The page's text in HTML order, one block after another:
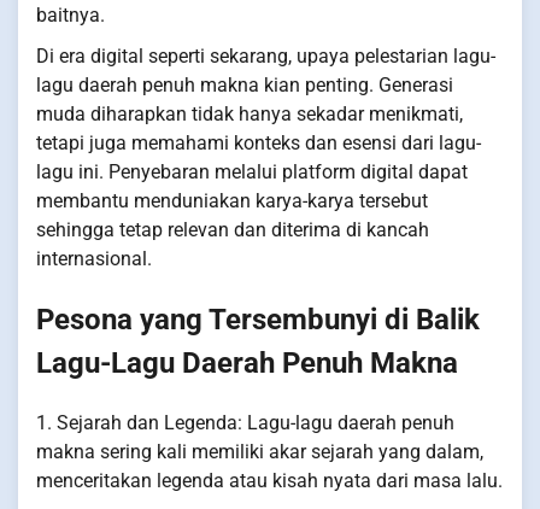
baitnya.
Di era digital seperti sekarang, upaya pelestarian lagu-
lagu daerah penuh makna kian penting. Generasi
muda diharapkan tidak hanya sekadar menikmati,
tetapi juga memahami konteks dan esensi dari lagu-
lagu ini. Penyebaran melalui platform digital dapat
membantu menduniakan karya-karya tersebut
sehingga tetap relevan dan diterima di kancah
internasional.
Pesona yang Tersembunyi di Balik
Lagu-Lagu Daerah Penuh Makna
1. Sejarah dan Legenda: Lagu-lagu daerah penuh
makna sering kali memiliki akar sejarah yang dalam,
menceritakan legenda atau kisah nyata dari masa lalu.